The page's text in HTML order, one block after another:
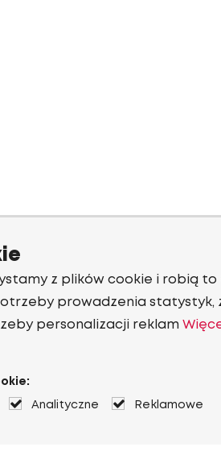
z plików cookie i robią
prowadzenia
personalizacji reklam
Analityczne Reklamowe